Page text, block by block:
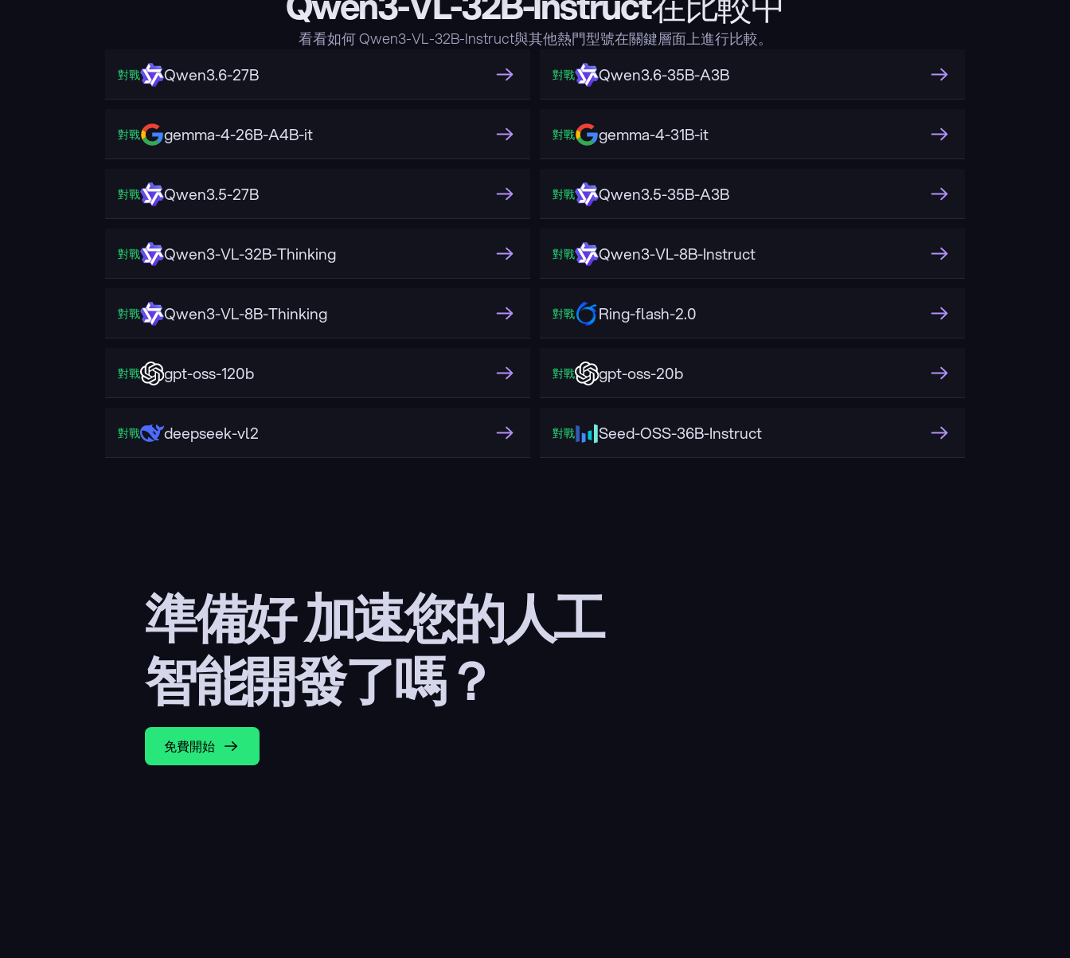
看看如何 Qwen3-VL-32B-Instruct與其他熱門型號在關鍵層面上進行比較。
對戰 Qwen3.6-27B 對戰 Qwen3.6-35B-A3B
對戰 gemma-4-26B-A4B-it 對戰 gemma-4-31B-it
對戰 Qwen3.5-27B 對戰 Qwen3.5-35B-A3B
對戰 Qwen3-VL-32B-Thinking 對戰 Qwen3-VL-8B-Instruct
對戰 Qwen3-VL-8B-Thinking 對戰 Ring-flash-2.0
對戰 gpt-oss-120b 對戰 gpt-oss-20b
對戰 deepseek-vl2 對戰 Seed-OSS-36B-Instruct
準備好 加速您的人工
智能開發了嗎？
免費開始